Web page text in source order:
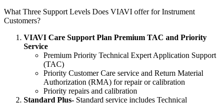
What Three Support Levels Does VIAVI offer for Instrument
Customers?
VIAVI Care Support Plan Premium TAC and Priority
Service
Premium Priority Technical Expert Application Support
(TAC)
Priority Customer Care service and Return Material
Authorization (RMA) for repair or calibration
Priority repairs and calibration
Standard Plus- Standard service includes Technical